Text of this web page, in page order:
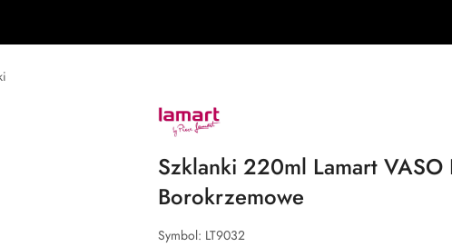
NAZWA
PRODUCENTA:
LAMART
Szklanki 220ml Lamart
Borokrzemowe
Symbol: LT9032